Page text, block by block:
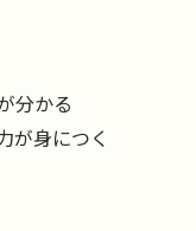
分かる
が身につく